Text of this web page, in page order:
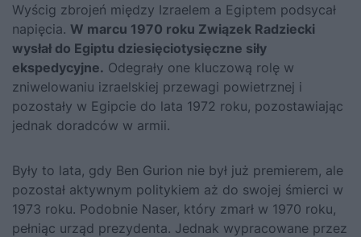
Wyścig zbrojeń między Izraelem a Egiptem podsycał
napięcia. W marcu 1970 roku Związek Radziecki
wysłał do Egiptu dziesięciotysięczne siły
ekspedycyjne. Odegrały one kluczową rolę w
zniwelowaniu izraelskiej przewagi powietrznej i
pozostały w Egipcie do lata 1972 roku, pozostawiając
jednak doradców w armii.
Były to lata, gdy Ben Gurion nie był już premierem, ale
pozostał aktywnym politykiem aż do swojej śmierci w
1973 roku. Podobnie Naser, który zmarł w 1970 roku,
pełniąc urząd prezydenta. Jednak wypracowane przez